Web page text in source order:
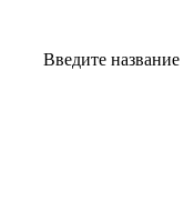
Введите название